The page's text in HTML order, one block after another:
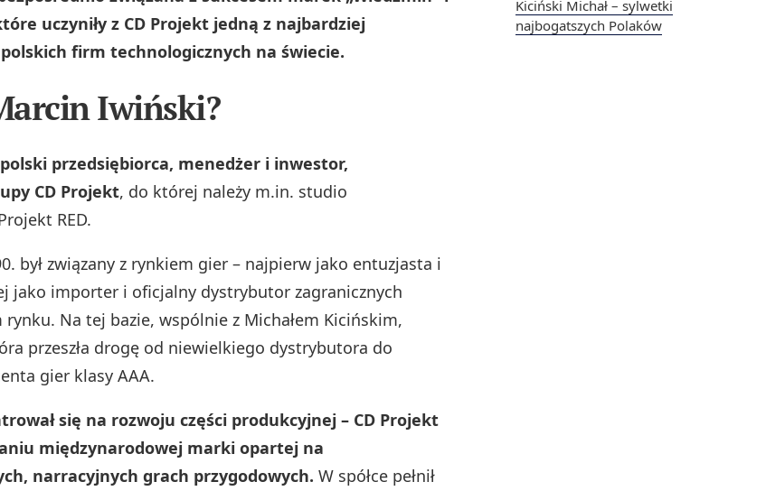
Kiciński Michał – sylwetki
najbogatszych Polaków
uczyniły z CD Projekt jedną z najbardziej
firm technologicznych na świecie.
Iwiński?
przedsiębiorca, menedżer i inwestor,
CD Projekt, do której należy m.in. studio
RED.
był związany z rynkiem gier – najpierw jako entuzjasta i
jako importer i oficjalny dystrybutor zagranicznych
Na tej bazie, wspólnie z Michałem Kicińskim,
przeszła drogę od niewielkiego dystrybutora do
gier klasy AAA.
się na rozwoju części produkcyjnej – CD Projekt
międzynarodowej marki opartej na
narracyjnych grach przygodowych. W spółce pełnił